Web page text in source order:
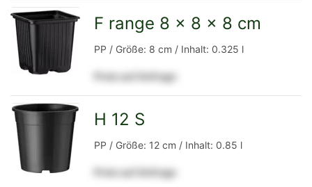
Detailseite
Detailseite
F range 8 x 8 x 8 cm
PP / Größe: 8 cm / Inhalt: 0.325 l
Preis auf Anfrage
H 12 S
PP / Größe: 12 cm / Inhalt: 0.85 l
Preis auf Anfrage